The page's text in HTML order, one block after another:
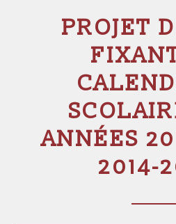
PROJET
ANNÉES
2014-